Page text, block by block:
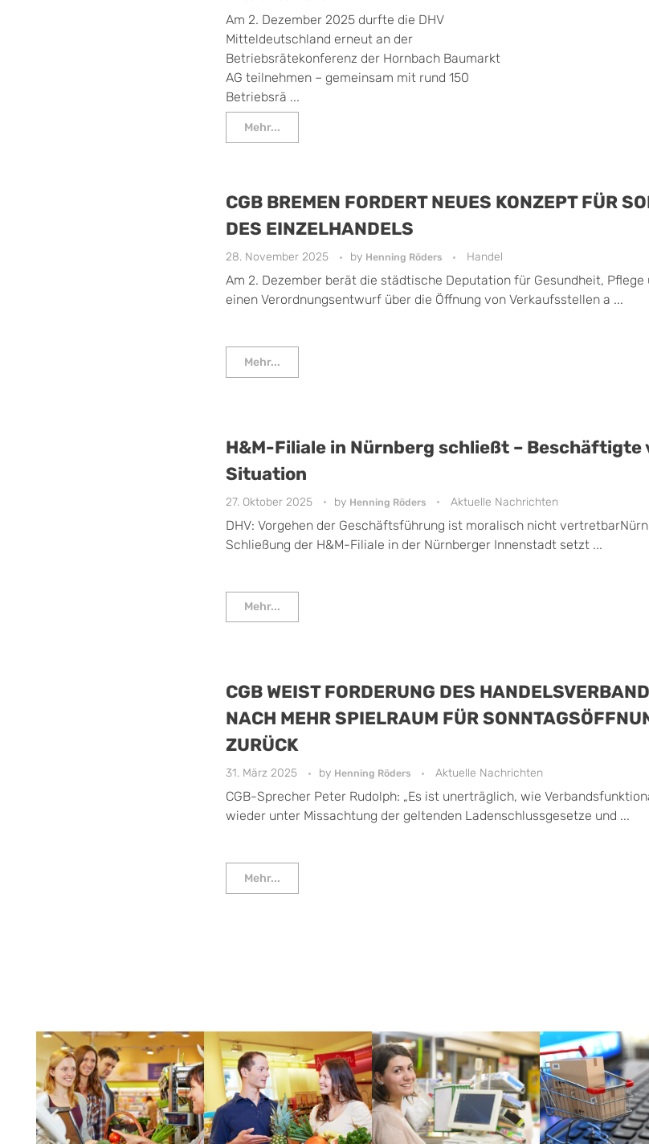
Am 2. Dezember 2025 durfte die DHV
Mitteldeutschland erneut an der
Betriebsrätekonferenz der Hornbach Baumarkt
AG teilnehmen – gemeinsam mit rund 150
Betriebsrä ...
Mehr...
CGB BREMEN FORDERT NEUES KONZEPT FÜR
DES EINZELHANDELS
28. November 2025 by Henning Röders Handel
Am 2. Dezember berät die städtische Deputation für Gesundheit,
einen Verordnungsentwurf über die Öffnung von Verkaufsstellen a ...
Mehr...
H&M-Filiale in Nürnberg schließt –
Situation
27. Oktober 2025 by Henning Röders Aktuelle Nachrichten
DHV: Vorgehen der Geschäftsführung ist moralisch nicht
Schließung der H&M-Filiale in der Nürnberger Innenstadt setzt ...
Mehr...
CGB WEIST FORDERUNG DES
NACH MEHR SPIELRAUM FÜR
ZURÜCK
31. März 2025 by Henning Röders Aktuelle Nachrichten
CGB-Sprecher Peter Rudolph: „Es ist unerträglich, wie
wieder unter Missachtung der geltenden Ladenschlussgesetze und ...
Mehr...